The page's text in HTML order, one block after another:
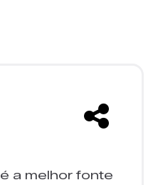
é a melhor fonte